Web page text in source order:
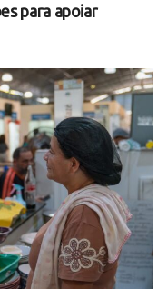
para apoiar